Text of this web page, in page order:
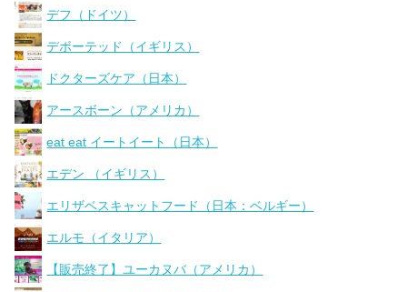
デフ（ドイツ）
デボーテッド（イギリス）
ドクターズケア（日本）
アースボーン（アメリカ）
eat eat イートイート（日本）
エデン （イギリス）
エリザベスキャットフード（日本：ベルギー）
エルモ（イタリア）
【販売終了】ユーカヌバ（アメリカ）